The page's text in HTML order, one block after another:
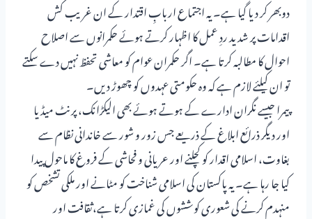
دوبھر کر دیا گیا ہے۔ یہ اجتماع اربابِ اقتدار کے ان غریب کش
اقدامات پر شدید ردِ عمل کا اظہار کرتے ہوئے حکمرانوں سے اصلاح
احوال کا مطالبہ کرتا ہے۔ اگر حکمران عوام کو معاشی تحفظ نہیں دے سکتے
تو ان کیلئے لازم ہے کہ وہ حکومتی عہدوں کو چھوڑ دیں۔
پیمرا جیسے نگران ادارے کے ہوتے ہوئے بھی الیکڑانک، پرنٹ میڈیا
اور دیگر ذرائع ابلاغ کے ذریعے جس زور و شور سے خاندانی نظام سے
بغاوت، اسلامی اقدار کو کچلنے اور عریانی و فحاشی کے فروغ کا ماحول پیدا
کیا جا رہا ہے۔ یہ پاکستان کی اسلامی شناخت کو مٹانے اور ملکی تشخص کو
منہدم کرنے کی شعوری کوششوں کی غمازی کرتا ہے،ثقافت اور